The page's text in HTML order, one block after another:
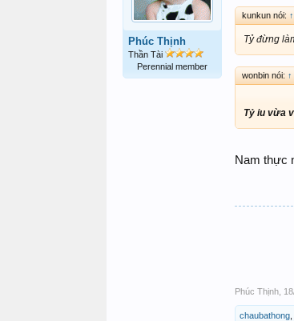
Phúc Thịnh
Thần Tài
Perennial member
kunkun nói: ↑
Tỷ đừng
wonbin nói: ↑
Tỷ iu vừa
Nam thực
Phúc Thịnh
chaubathong